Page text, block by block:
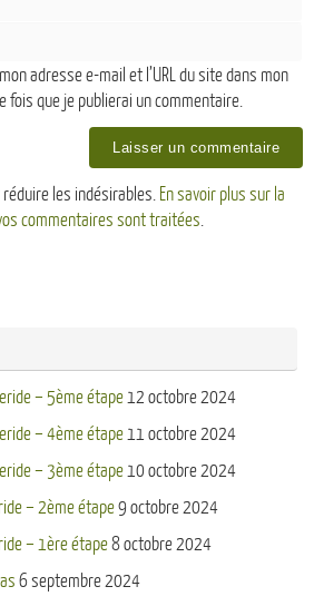
adresse e-mail et l’URL du site dans mon
fois que je publierai un commentaire.
les indésirables. En savoir plus sur la
commentaires sont traitées.
– 5ème étape12 octobre 2024
– 4ème étape11 octobre 2024
– 3ème étape10 octobre 2024
– 2ème étape9 octobre 2024
– 1ère étape8 octobre 2024
6 septembre 2024